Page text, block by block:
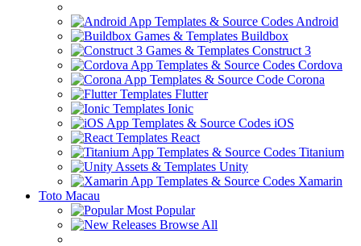
Android
Buildbox
Construct 3
Cordova
Corona
Flutter
Ionic
iOS
React
Titanium
Unity
Xamarin
Toto Macau
Most Popular
Browse All